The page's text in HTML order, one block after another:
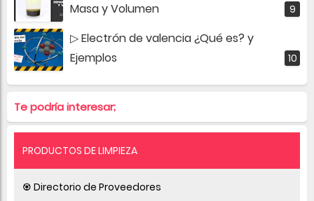
Masa y Volumen
▷ Electrón de valencia ¿Qué es? y
Ejemplos
Te podría interesar;
PRODUCTOS DE LIMPIEZA
♼ Directorio de Proveedores